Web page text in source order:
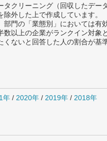
クリーニング（回収したデー
外した上で作成しています。
門の「業態別」においては
以上の企業がランクイン対象
ないと回答した人の割合が基
年 / 2020年 / 2019年 / 2018年